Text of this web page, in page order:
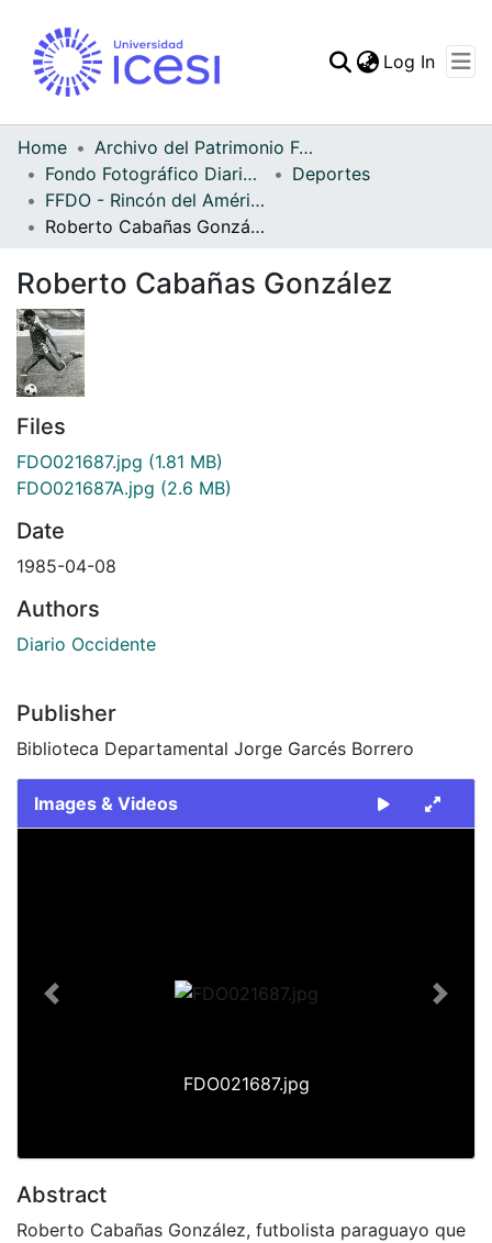
Statistics
Log In
Home
Archivo del Patrimonio Fotográfico y Fílmico del Valle del Cauca
Fondo Fotográfico Diario Occidente
Deportes
FFDO - Rincón del América - Patrimonial
Roberto Cabañas González
Roberto Cabañas González
Files
FDO021687.jpg (1.81 MB)
FDO021687A.jpg (2.6 MB)
Date
1985-04-08
Authors
Diario Occidente
Publisher
Biblioteca Departamental Jorge Garcés Borrero
Images & Videos
FDO021687.jpg
Previous Next
Abstract
Roberto Cabañas González, futbolista paraguayo que